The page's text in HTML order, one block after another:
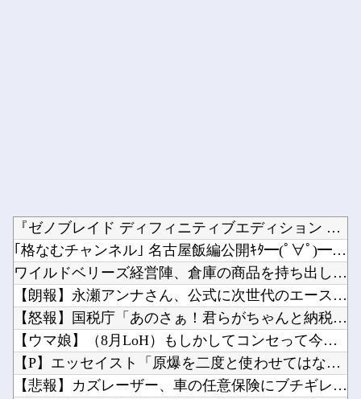
『ゼノブレイド ディフィニティブエディション Nintend...
｢格なむチャンネル｣ 名古屋飯編公開ｷﾀ━(ﾟ∀ﾟ)━!【乃...
ワイルドベリーズ経営陣、倉庫の商品を持ち出し「ドローン攻撃で...
【朗報】永瀬アンナさん、公式に次世代のエースとして認められる...
【怒報】国税庁「あのさぁ！君らがちゃんと納税してくれないとこ...
【ウマ娘】（8月LoH）もしかしてコンセって今回は微妙スキル...
【P】エッセイスト「原爆を二度と使わせてはならない」→リプ「...
【悲報】カズレーザー、車の任意保険にブチギレてしまう！！！！...